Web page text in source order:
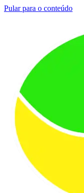
Pular para o conteúdo